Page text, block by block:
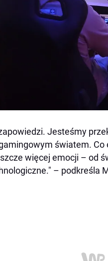
Jesteśmy
światem.
więcej emocji – od
– podkreśla